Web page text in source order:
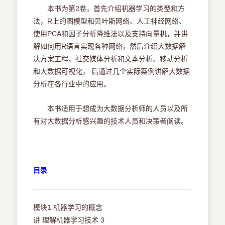
本书为第2卷，首先介绍机器学习的类型和方
法，R上的图模型和贝叶斯网络、人工神经网络、
使用PCA和因子分析降维法以及支持向量机，并讲
解如何用R语言实现各种网络，然后介绍大数据解
决方案工程、社交媒体分析和文本分析、移动分析
和大数据可视化， 后通过几个实际案例讲解大数据
分析在各行业中的应用。
本书适用于想成为大数据分析师的人员以及所
有对大数据分析感兴趣的技术人员和决策者阅读。
目录
模块1 机器学习的概念
讲 理解机器学习技术 3